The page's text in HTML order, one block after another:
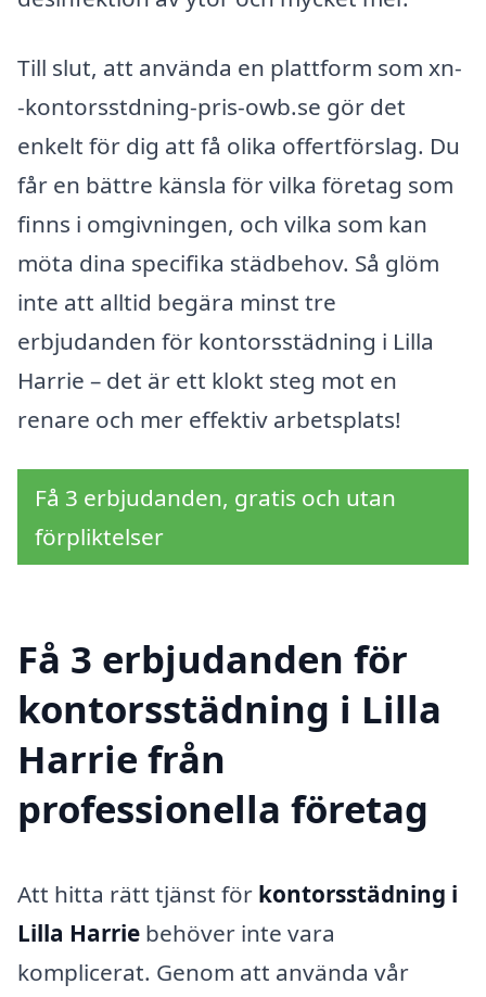
Till slut, att använda en plattform som xn-
-kontorsstdning-pris-owb.se gör det
enkelt för dig att få olika offertförslag. Du
får en bättre känsla för vilka företag som
finns i omgivningen, och vilka som kan
möta dina specifika städbehov. Så glöm
inte att alltid begära minst tre
erbjudanden för kontorsstädning i Lilla
Harrie – det är ett klokt steg mot en
renare och mer effektiv arbetsplats!
Få 3 erbjudanden, gratis och utan
förpliktelser
Få 3 erbjudanden för
kontorsstädning i Lilla
Harrie från
professionella företag
Att hitta rätt tjänst för kontorsstädning i
Lilla Harrie behöver inte vara
komplicerat. Genom att använda vår